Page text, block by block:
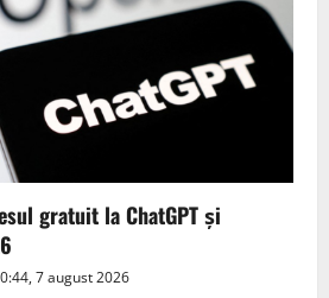
gratuit la ChatGPT și
0:44, 7 august 2026